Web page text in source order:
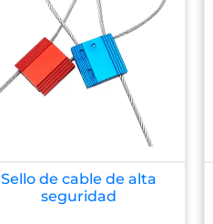
Sello de cable de alta
seguridad